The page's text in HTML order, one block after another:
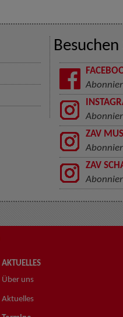
ZAV
ZAV
AKTUELLES
Über uns
Aktuelles